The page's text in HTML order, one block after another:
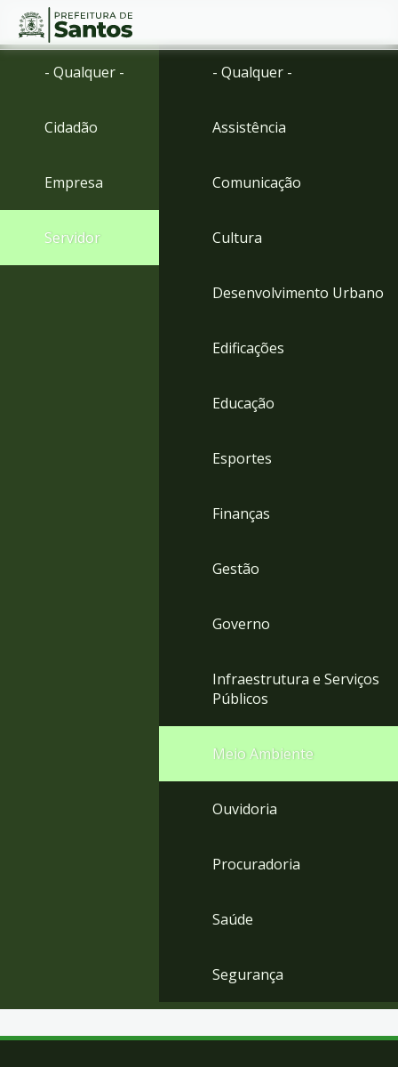
Ir
menu
para
Conteúdo
- Qualquer -
Cidadão
Empresa
Servidor
- Qualquer -
Assistência
Comunicação
Cultura
Desenvolvimento Urbano
Edificações
Educação
Esportes
Finanças
Gestão
Governo
Infraestrutura e Serviços
Públicos
Meio Ambiente
Ouvidoria
Procuradoria
Saúde
Segurança